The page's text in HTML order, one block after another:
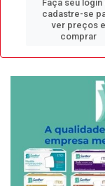
Faça seu login
cadastre-se
ver preços e
comprar